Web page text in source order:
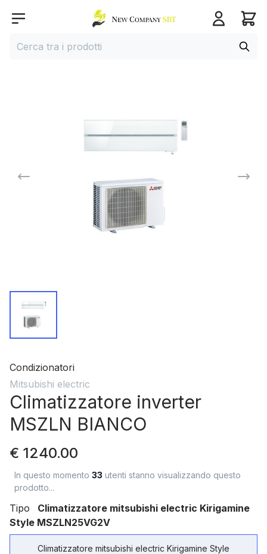
Open menu
Home page
Cerca
Condizionatori
Mitsubishi electric
Climatizzatore inverter
MSZLN BIANCO
€ 1240.00
In questo momento 33 utenti stanno visualizzando questo
prodotto...
Tipo
Climatizzatore mitsubishi electric Kirigamine
Style MSZLN25VG2V
Climatizzatore mitsubishi electric Kirigamine Style